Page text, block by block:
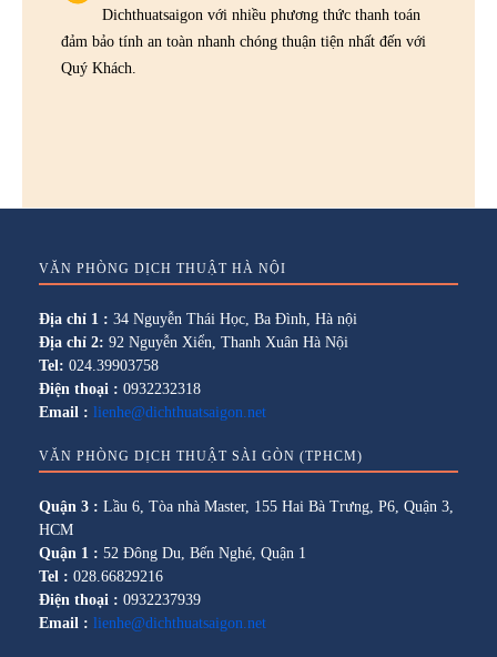
Dichthuatsaigon với nhiều phương thức thanh toán
đảm bảo tính an toàn nhanh chóng thuận tiện nhất đến với
Quý Khách.
VĂN PHÒNG DỊCH THUẬT HÀ NỘI
Địa chỉ 1 : 34 Nguyễn Thái Học, Ba Đình, Hà nội
Địa chỉ 2: 92 Nguyễn Xiển, Thanh Xuân Hà Nội
Tel: 024.39903758
Điện thoại : 0932232318
Email : lienhe@dichthuatsaigon.net
VĂN PHÒNG DỊCH THUẬT SÀI GÒN (TPHCM)
Quận 3 : Lầu 6, Tòa nhà Master, 155 Hai Bà Trưng, P6, Quận 3,
HCM
Quận 1 : 52 Đông Du, Bến Nghé, Quận 1
Tel : 028.66829216
Điện thoại : 0932237939
Email : lienhe@dichthuatsaigon.net